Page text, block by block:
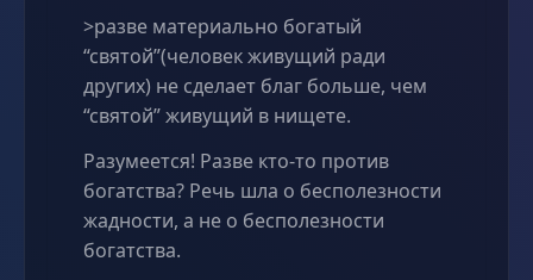
>разве материально богатый
“святой”(человек живущий ради
других) не сделает благ больше, чем
“святой” живущий в нищете.
Разумеется! Разве кто-то против
богатства? Речь шла о бесполезности
жадности, а не о бесполезности
богатства.